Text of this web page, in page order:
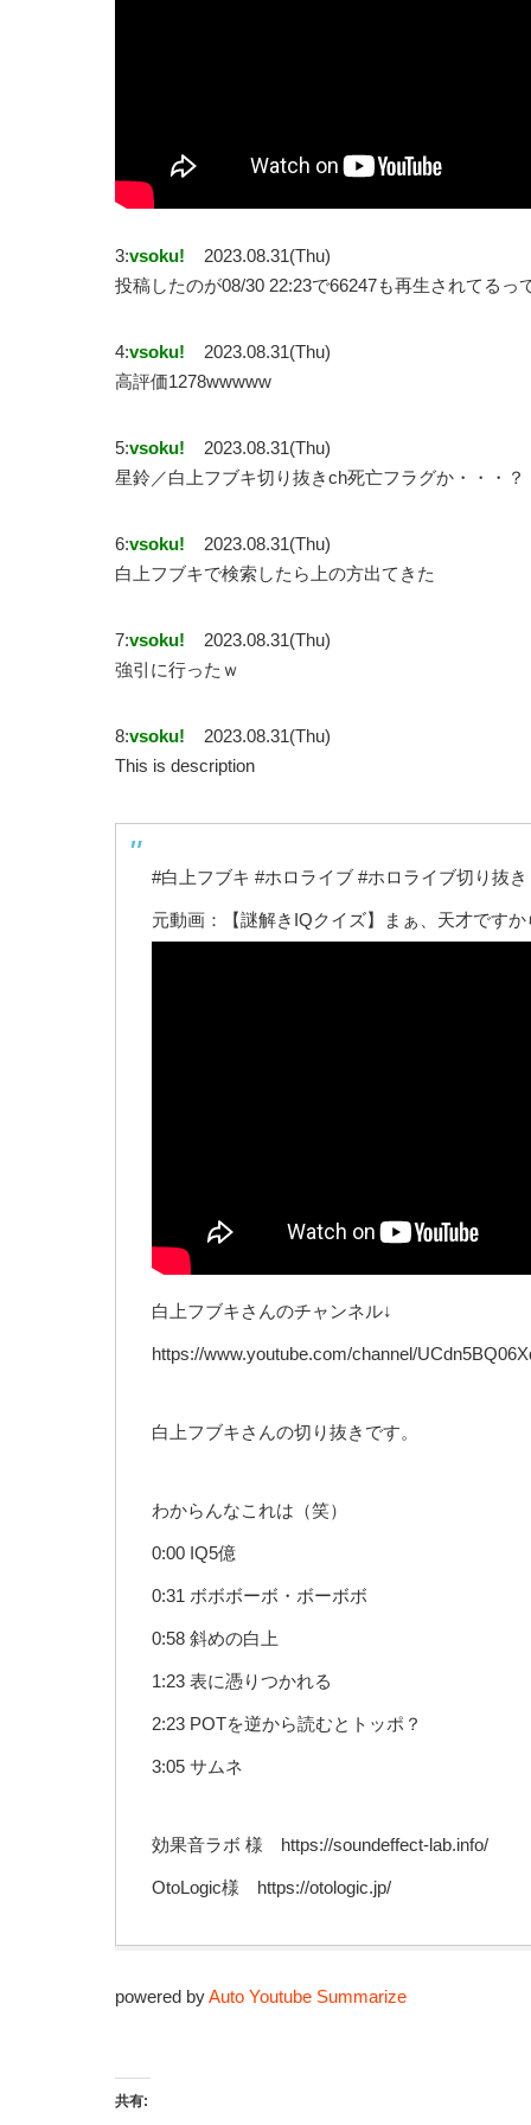
3:vsoku!
2023.08.31(Thu)
投稿したのが08/30 22:23で66247も再生されてるっ
4:vsoku!
2023.08.31(Thu)
高評価1278wwwww
5:vsoku!
2023.08.31(Thu)
星鈴／白上フブキ切り抜きch死亡フラグか・・・？
6:vsoku!
2023.08.31(Thu)
白上フブキで検索したら上の方出てきた
7:vsoku!
2023.08.31(Thu)
強引に行ったｗ
8:vsoku!
2023.08.31(Thu)
This is description
#白上フブキ #ホロライブ #ホロライブ切り抜き
元動画：【謎解きIQクイズ】まぁ、天才です
白上フブキさんのチャンネル↓
https://www.youtube.com/channel/
白上フブキさんの切り抜きです。
わからんなこれは（笑）
0:00 IQ5億
0:31 ボボボーボ・ボーボボ
0:58 斜めの白上
1:23 表に憑りつかれる
2:23 POTを逆から読むとトッポ？
3:05 サムネ
効果音ラボ 様 https://soundeffect-lab.info/
OtoLogic様 https://otologic.jp/
powered byAuto Youtube Summarize
共有: